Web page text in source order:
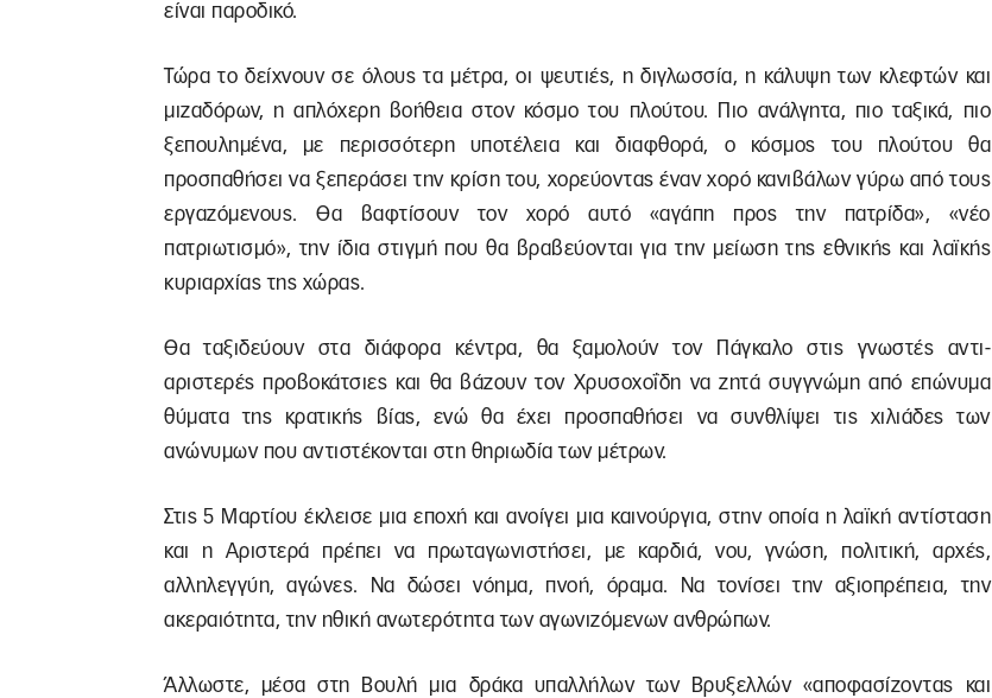
είναι παροδικό.
Τώρα το δείχνουν σε όλους τα μέτρα, οι ψευτιές, η διγλωσσία, η κάλυψη των κλεφτών και
μιζαδόρων, η απλόχερη βοήθεια στον κόσμο του πλούτου. Πιο ανάλγητα, πιο ταξικά, πιο
ξεπουλημένα, με περισσότερη υποτέλεια και διαφθορά, ο κόσμος του πλούτου θα
προσπαθήσει να ξεπεράσει την κρίση του, χορεύοντας έναν χορό κανιβάλων γύρω από τους
εργαζόμενους. Θα βαφτίσουν τον χορό αυτό «αγάπη προς την πατρίδα», «νέο
πατριωτισμό», την ίδια στιγμή που θα βραβεύονται για την μείωση της εθνικής και λαϊκής
κυριαρχίας της χώρας.
Θα ταξιδεύουν στα διάφορα κέντρα, θα ξαμολούν τον Πάγκαλο στις γνωστές αντι-
αριστερές προβοκάτσιες και θα βάζουν τον Χρυσοχοΐδη να ζητά συγγνώμη από επώνυμα
θύματα της κρατικής βίας, ενώ θα έχει προσπαθήσει να συνθλίψει τις χιλιάδες των
ανώνυμων που αντιστέκονται στη θηριωδία των μέτρων.
Στις 5 Μαρτίου έκλεισε μια εποχή και ανοίγει μια καινούργια, στην οποία η λαϊκή αντίσταση
και η Αριστερά πρέπει να πρωταγωνιστήσει, με καρδιά, νου, γνώση, πολιτική, αρχές,
αλληλεγγύη, αγώνες. Να δώσει νόημα, πνοή, όραμα. Να τονίσει την αξιοπρέπεια, την
ακεραιότητα, την ηθική ανωτερότητα των αγωνιζόμενων ανθρώπων.
Άλλωστε, μέσα στη Βουλή μια δράκα υπαλλήλων των Βρυξελλών «αποφασίζοντας και